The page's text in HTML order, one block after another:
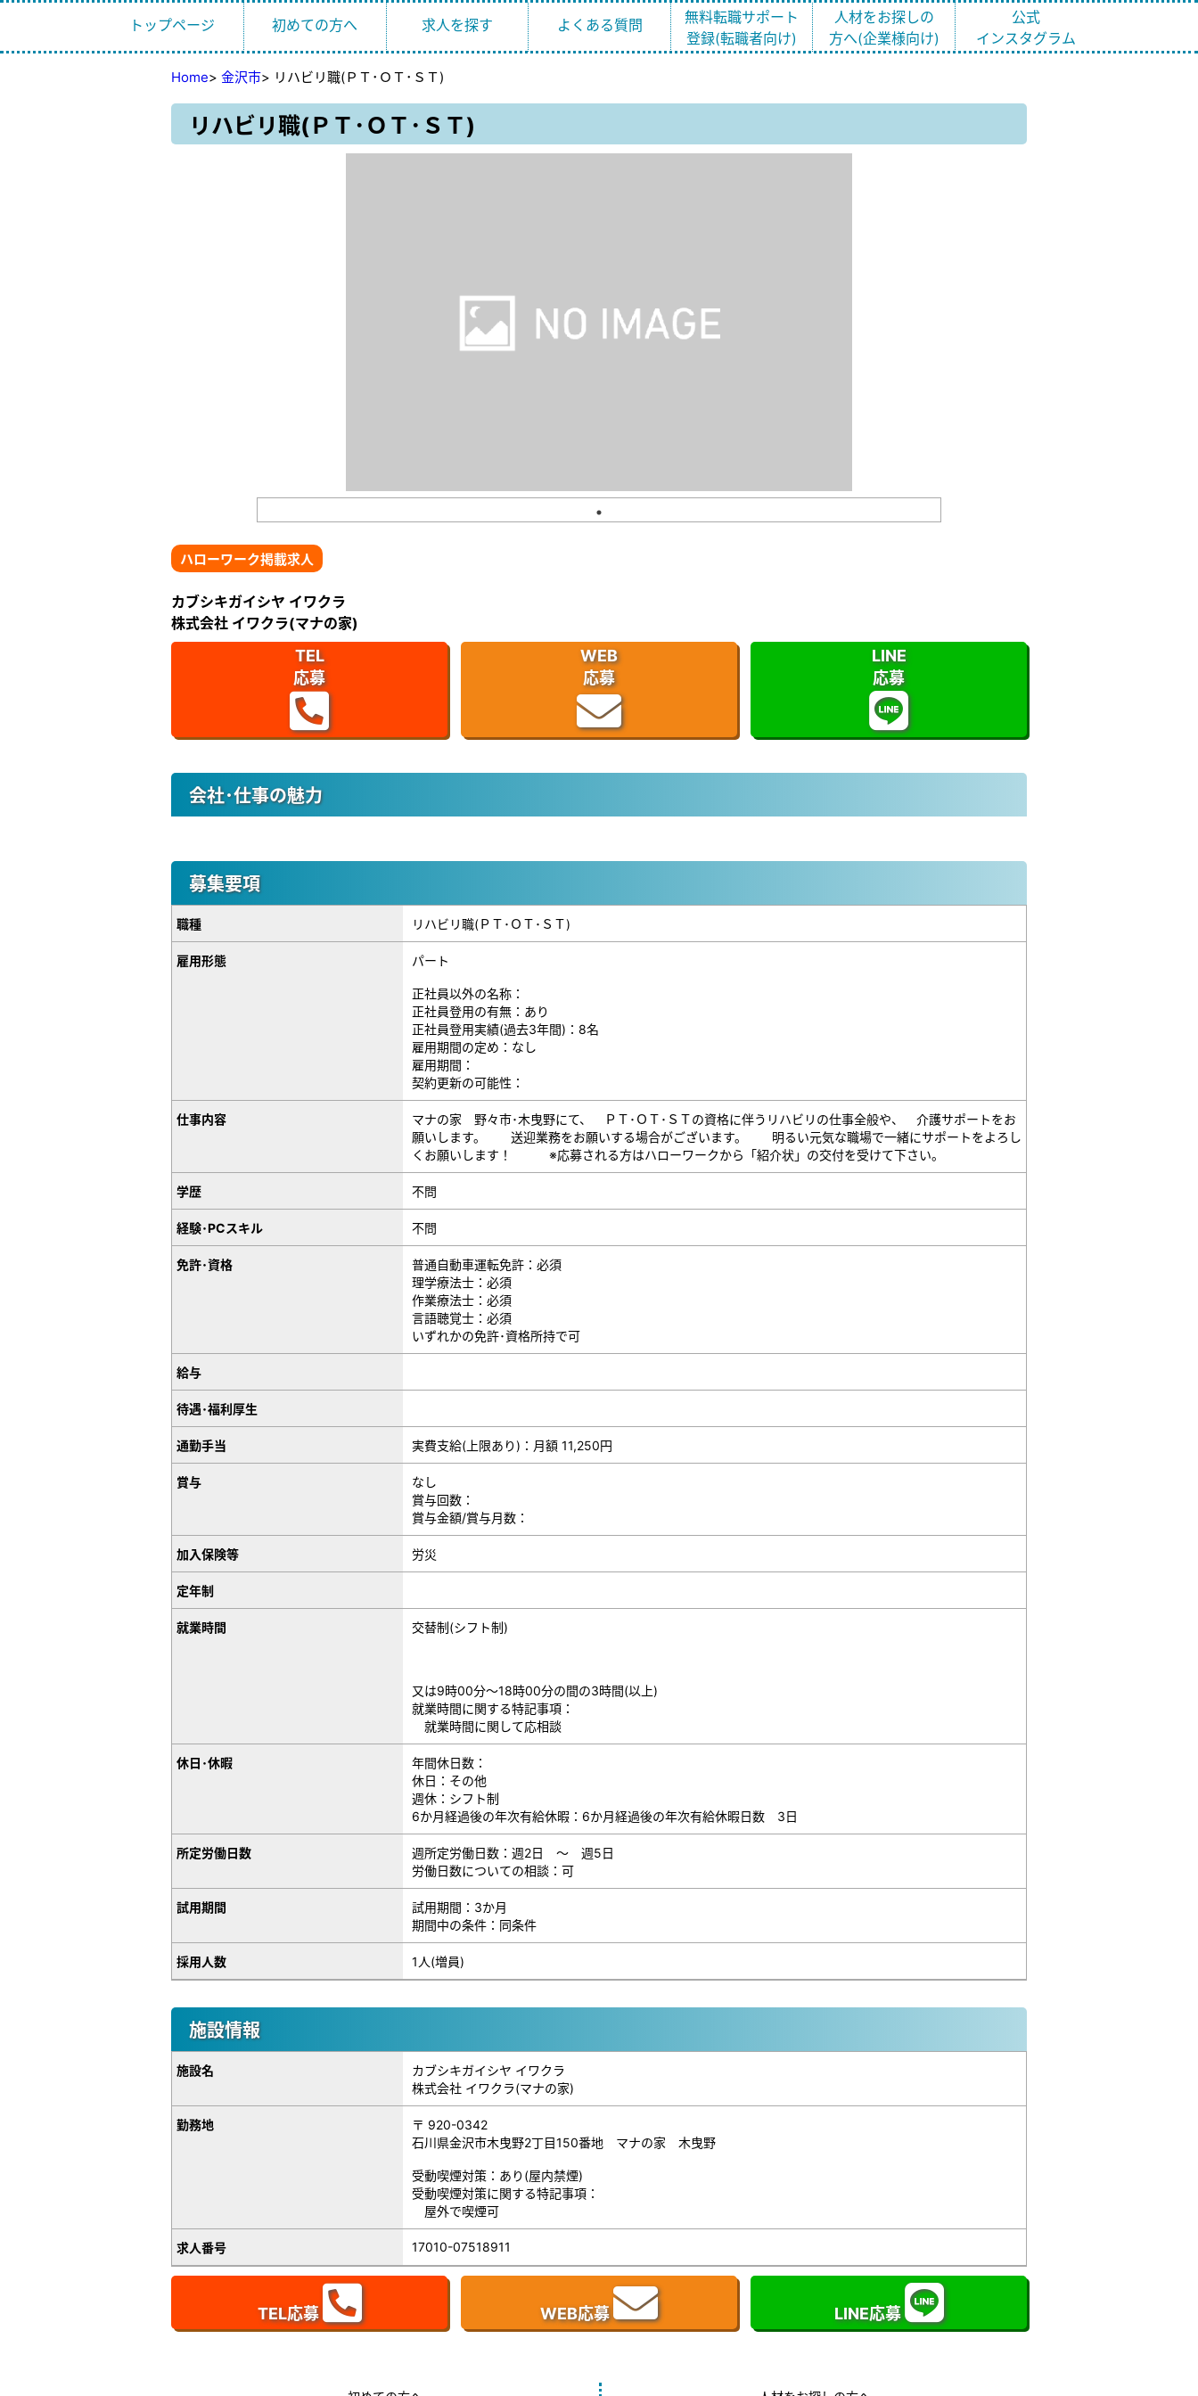
トップページ 初めての方へ 求人を探す よくある質問
無料転職サポート
登録(転職者向け)
人材をお探しの
方へ(企業様向け)
公式
インスタグラム
Home> 金沢市> リハビリ職(ＰＴ･ＯＴ･ＳＴ)
リハビリ職(ＰＴ･ＯＴ･ＳＴ)
ハローワーク掲載求人
カブシキガイシヤ イワクラ
株式会社 イワクラ(マナの家)
TEL
応募
WEB
応募
LINE
応募
会社･仕事の魅力
募集要項
職種 リハビリ職(ＰＴ･ＯＴ･ＳＴ)
雇用形態 パート
正社員以外の名称：
正社員登用の有無：あり
正社員登用実績(過去3年間)：8名
雇用期間の定め：なし
雇用期間：
契約更新の可能性：
仕事内容
マナの家 野々市･木曳野にて、 ＰＴ･ＯＴ･ＳＴの資格に伴うリハビリの仕事全般や、 介護サポートをお
願いします。 送迎業務をお願いする場合がございます。 明るい元気な職場で一緒にサポートをよろし
くお願いします！ ※応募される方はハローワークから「紹介状」の交付を受けて下さい。
学歴 不問
経験･PCスキル 不問
免許･資格
普通自動車運転免許：必須
理学療法士：必須
作業療法士：必須
言語聴覚士：必須
いずれかの免許･資格所持で可
給与
待遇･福利厚生
通勤手当 実費支給(上限あり)：月額 11,250円
賞与
なし
賞与回数：
賞与金額/賞与月数：
加入保険等 労災
定年制
就業時間 交替制(シフト制)
又は9時00分～18時00分の間の3時間(以上)
就業時間に関する特記事項：
就業時間に関して応相談
休日･休暇
年間休日数：
休日：その他
週休：シフト制
6か月経過後の年次有給休暇：6か月経過後の年次有給休暇日数 3日
所定労働日数
週所定労働日数：週2日 ～ 週5日
労働日数についての相談：可
試用期間
試用期間：3か月
期間中の条件：同条件
採用人数 1人(増員)
施設情報
施設名
カブシキガイシヤ イワクラ
株式会社 イワクラ(マナの家)
勤務地
〒 920-0342
石川県金沢市木曳野2丁目150番地 マナの家 木曳野
受動喫煙対策：あり(屋内禁煙)
受動喫煙対策に関する特記事項：
屋外で喫煙可
求人番号 17010-07518911
TEL応募 WEB応募 LINE応募